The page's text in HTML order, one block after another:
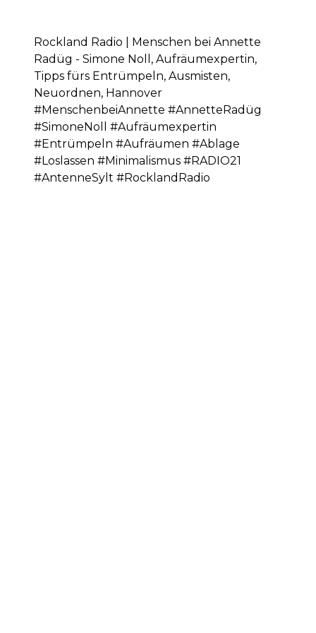
Rockland Radio | Menschen bei Annette
Radüg - Simone Noll, Aufräumexpertin,
Tipps fürs Entrümpeln, Ausmisten,
Neuordnen, Hannover
#MenschenbeiAnnette #AnnetteRadüg
#SimoneNoll #Aufräumexpertin
#Entrümpeln #Aufräumen #Ablage
#Loslassen #Minimalismus #RADIO21
#AntenneSylt #RocklandRadio